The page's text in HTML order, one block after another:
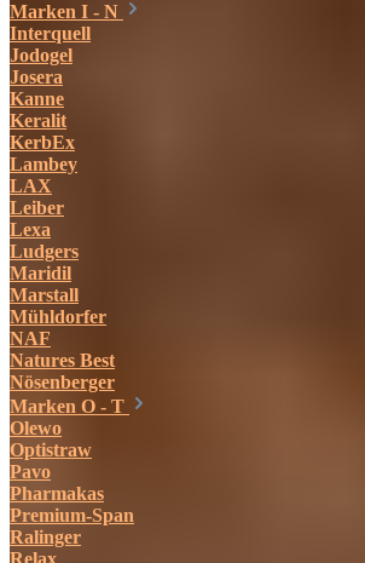
Marken I - N
Interquell
Jodogel
Josera
Kanne
Keralit
KerbEx
Lambey
LAX
Leiber
Lexa
Ludgers
Maridil
Marstall
Mühldorfer
NAF
Natures Best
Nösenberger
Marken O - T
Olewo
Optistraw
Pavo
Pharmakas
Premium-Span
Ralinger